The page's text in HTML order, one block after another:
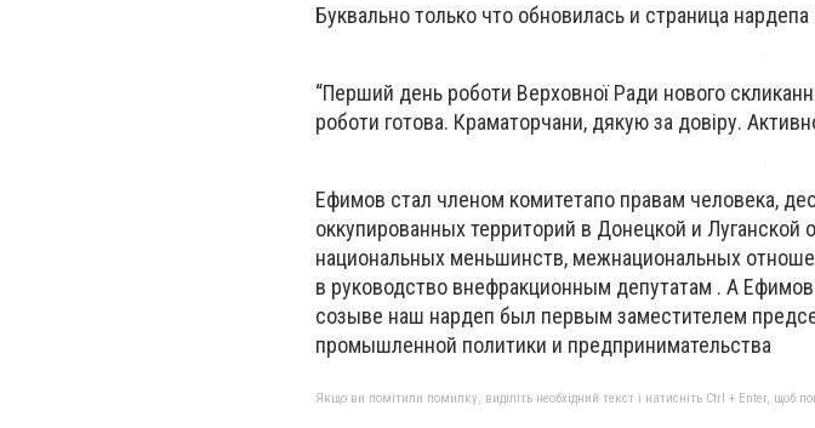
Буквально только что обновилась и страница
“Перший день роботи Верховної Ради нового
роботи готова. Краматорчани, дякую за довіру.
Ефимов стал членом комитетапо правам человека,
оккупированных территорий в Донецкой и
национальных меньшинств, межнациональных
в руководство внефракционным депутатам . А
созыве наш нардеп был первым заместителем
промышленной политики и предпринимательства
Якщо ви помітили помилку, виділіть необхідний текст і натисніть Ctrl + Enter, щоб